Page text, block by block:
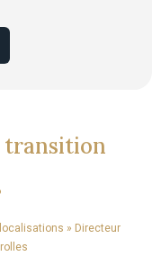
transition
» Directeur